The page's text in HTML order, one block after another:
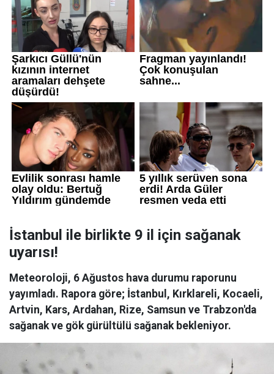
İstanbul ile birlikte 9 il için sağanak
uyarısı!
Meteoroloji, 6 Ağustos hava durumu raporunu
yayımladı. Rapora göre; İstanbul, Kırklareli, Kocaeli,
Artvin, Kars, Ardahan, Rize, Samsun ve Trabzon'da
sağanak ve gök gürültülü sağanak bekleniyor.